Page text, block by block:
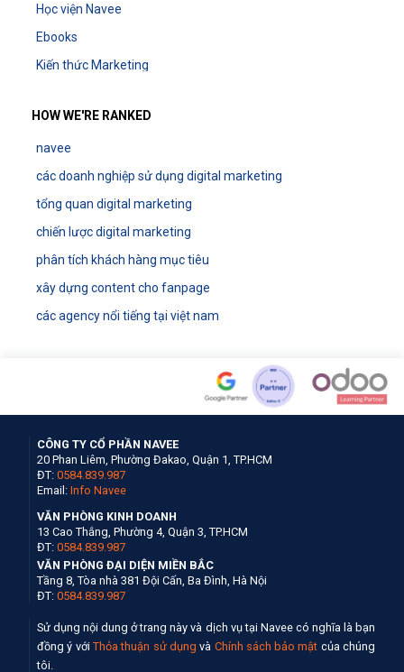
Học viện Navee
Ebooks
Kiến thức Marketing
HOW WE'RE RANKED
navee
các doanh nghiệp sử dụng digital marketing
tổng quan digital marketing
chiến lược digital marketing
phân tích khách hàng mục tiêu
xây dựng content cho fanpage
các agency nổi tiếng tại việt nam
CÔNG TY CỔ PHẦN NAVEE
20 Phan Liêm, Phường Đakao, Quận 1, TP.HCM
ĐT: 0584.839.987
Email: Info Navee
VĂN PHÒNG KINH DOANH
13 Cao Thắng, Phường 4, Quận 3, TP.HCM
ĐT: 0584.839.987
VĂN PHÒNG ĐẠI DIỆN MIỀN BẮC
Tầng 8, Tòa nhà 381 Đội Cấn, Ba Đình, Hà Nội
ĐT: 0584.839.987
Sử dụng nội dung ở trang này và dịch vụ tại Navee có nghĩa là bạn
đồng ý với Thỏa thuận sử dụng và Chính sách bảo mật của chúng
tôi.